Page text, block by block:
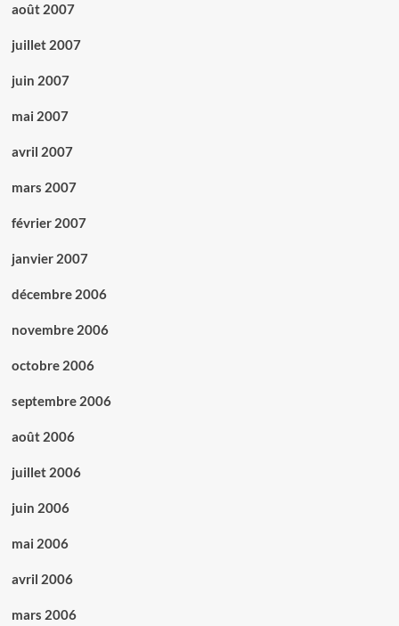
août 2007
juillet 2007
juin 2007
mai 2007
avril 2007
mars 2007
février 2007
janvier 2007
décembre 2006
novembre 2006
octobre 2006
septembre 2006
août 2006
juillet 2006
juin 2006
mai 2006
avril 2006
mars 2006